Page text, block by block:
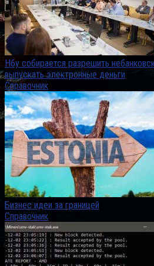
Нбу собирается разрешить
выпускать электронные деньги
Справочник
Бизнес идеи за границей
Справочник